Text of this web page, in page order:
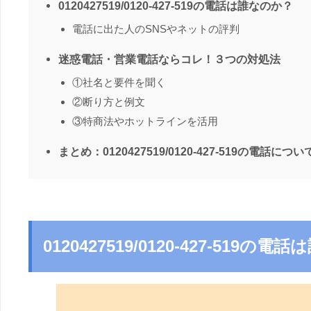
0120427519/0120-427-519の電話は誰なのか？
電話に出た人のSNSやネットの評判
迷惑電話・営業電話ならコレ！３つの対処法
①社名と要件を聞く
②断り方と例文
③特商法やホットラインを活用
まとめ：0120427519/0120-427-519の電話につい
0120427519/0120-427-519の電話